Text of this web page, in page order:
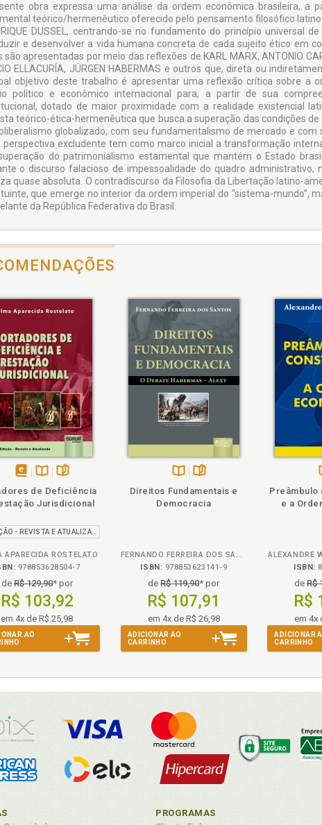
obra expressa uma análise da ordem econômica brasileira, a
teórico/hermenêutico oferecido pelo pensamento filosófico
DUSSEL, centrando-se no fundamento do princípio universal
e desenvolver a vida humana concreta de cada sujeito ético em
são apresentadas por meio das reflexões de KARL MARX, ANTONIO
ELLACURÍA, JÜRGEN HABERMAS e outros que, direta ou
objetivo deste trabalho é apresentar uma reflexão crítica sobre a
político e econômico internacional para, a partir de sua
dotado de maior proximidade com a realidade existencial
teórico-ética-hermenêutica que busca a superação das condições
globalizado, com seu fundamentalismo de mercado e
perspectiva excludente tem como marco inicial a transformação
do patrimonialismo estamental que mantém o Estado
o discurso falacioso de impessoalidade do quadro
quase absoluta. O contradiscurso da Filosofia da Libertação latino-
que emerge no interior da ordem imperial do “sistema-mundo”,
da República Federativa do Brasil.
em
eBook
na
de Deficiência
Jurisdicional
APARECIDA ROSTELATO
978853628504-7
deR$ 129,90* por
R$ 103,92
em 4x de R$ 25,98
AO
Direitos Fundamentais e
Democracia
FERNANDO FERREIRA DOS SANTOS
ISBN: 978853623141-9
deR$ 119,90* por
R$ 107,91
em 4x de R$ 26,98
ADICIONAR AO
CARRINHO
Preâmbulo
e a
ALEXANDRE
ISBN:
deR$
R$
em 4x
ADICIONAR
CARRINHO
PROGRAMAS